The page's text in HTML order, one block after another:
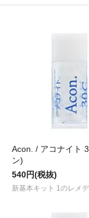
Acon. / アコナイト
ン)
540円(税抜)
新基本キット 1のレメデ